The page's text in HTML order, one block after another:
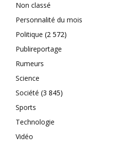
Non classé
Personnalité du mois
Politique (2 572)
Publireportage
Rumeurs
Science
Société (3 845)
Sports
Technologie
Vidéo